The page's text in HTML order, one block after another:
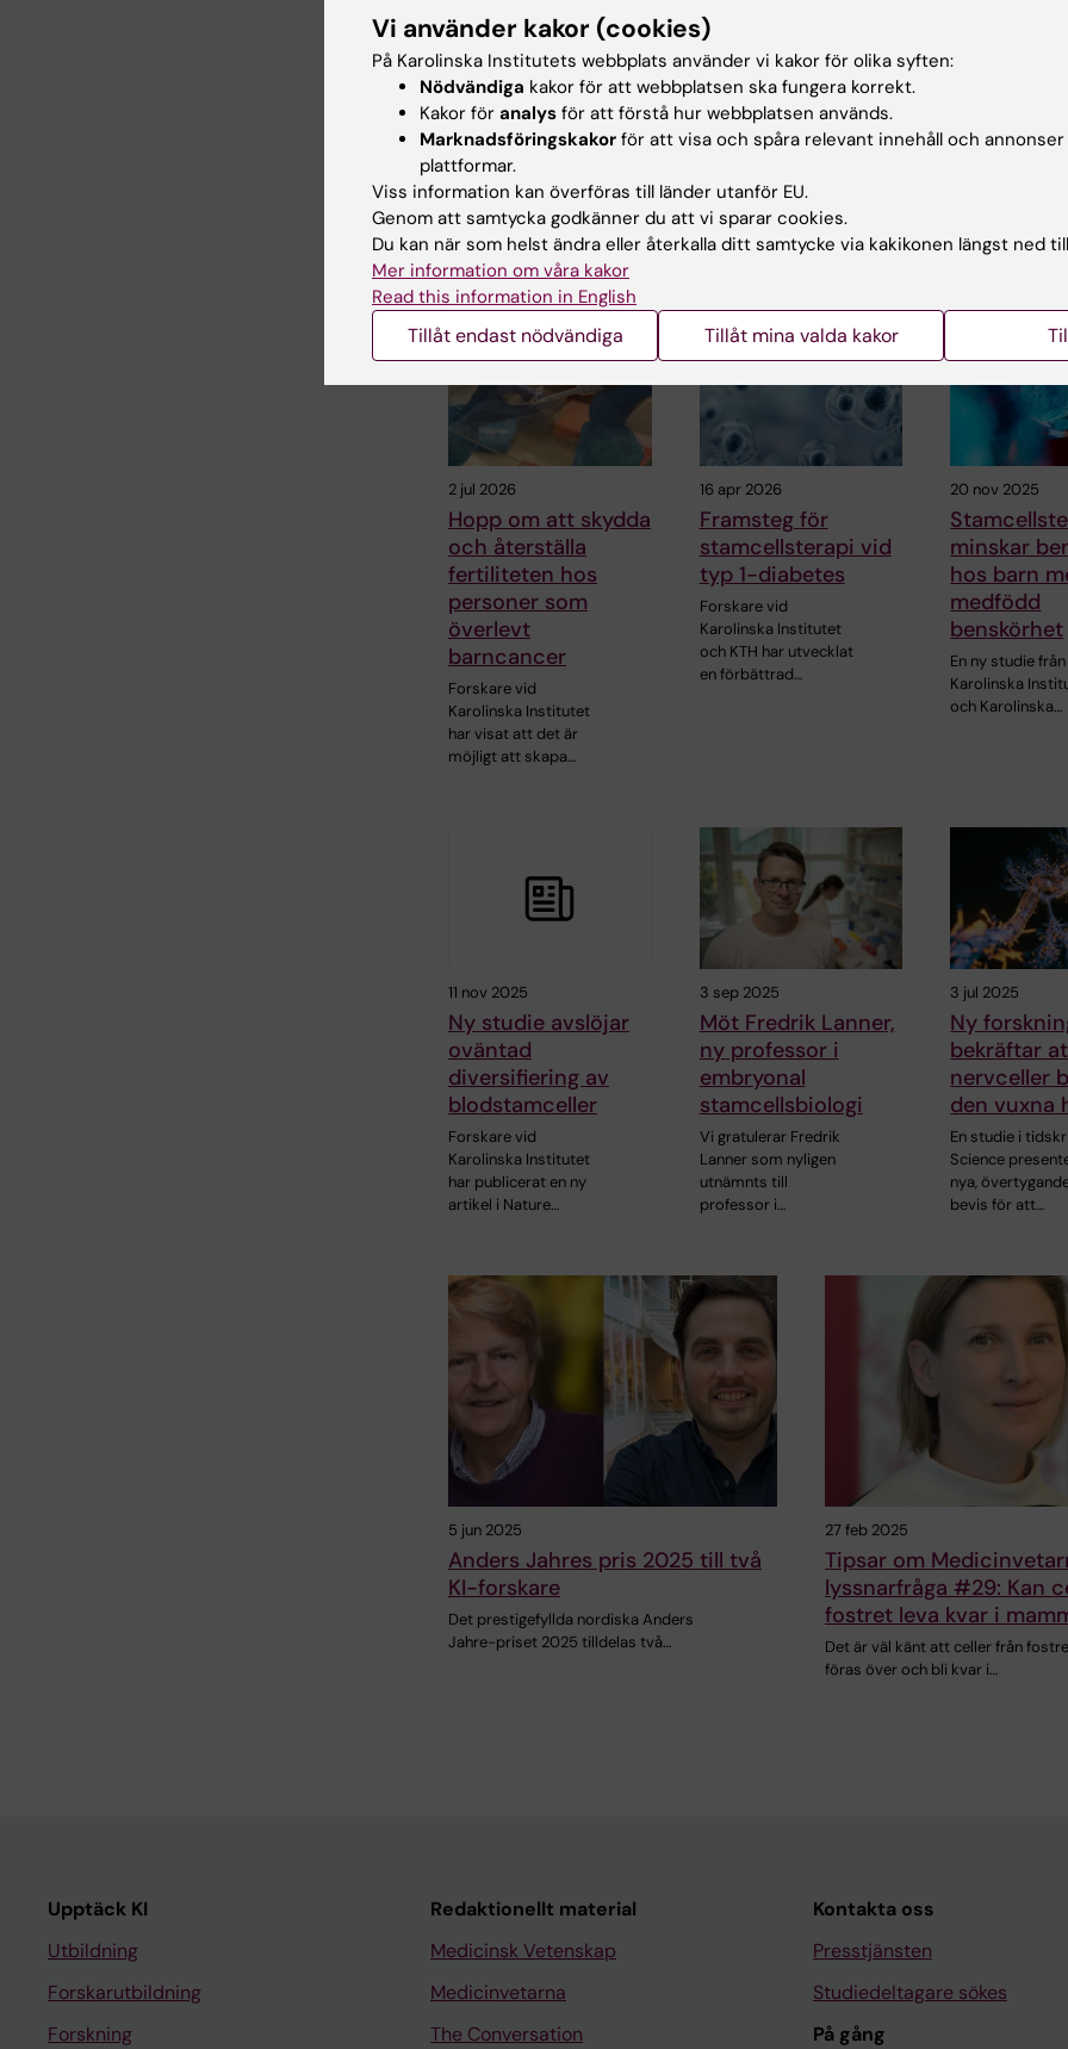
Uppdaterad av:
Åsa Catapano 2025-04-07
Dela
Relaterade artiklar
2 jul 2026
Hopp om att skydda
och återställa
fertiliteten hos
personer som
överlevt
barncancer
Forskare vid
Karolinska Institutet
har visat att det är
möjligt att skapa…
16 apr 2026
Framsteg för
stamcellsterapi vid
typ 1-diabetes
Forskare vid
Karolinska Institutet
och KTH har utvecklat
en förbättrad…
20 nov 2025
minskar
hos barn
medfödd
benskörhet
En ny studie från
Karolinska
och Karolinska…
11 nov 2025
Ny studie avslöjar
oväntad
diversifiering av
blodstamceller
Forskare vid
Karolinska Institutet
har publicerat en ny
artikel i Nature…
3 sep 2025
Möt Fredrik Lanner,
ny professor i
embryonal
stamcellsbiologi
Vi gratulerar Fredrik
Lanner som nyligen
utnämnts till
professor i…
3 jul 2025
Ny
bekräftar
nervceller
den vuxna
En studie i
Science
nya,
bevis för att…
5 jun 2025
Anders Jahres pris 2025 till två
KI-forskare
Det prestigefyllda nordiska Anders
Jahre-priset 2025 tilldelas två…
27 feb 2025
Tipsar om
lyssnarfråga #29: Kan
fostret leva kvar i
Det är väl känt att celler från
föras över och bli kvar i…
Upptäck KI
Utbildning
Forskarutbildning
Forskning
Redaktionellt material
Medicinsk Vetenskap
Medicinvetarna
The Conversation
Kontakta oss
Presstjänsten
Studiedeltagare sökes
På gång
Vi använder kakor (cookies)
På Karolinska Institutets webbplats använder vi kakor för olika syften:
Nödvändiga kakor för att webbplatsen ska fungera korrekt.
Kakor för analys för att förstå hur webbplatsen används.
Marknadsföringskakor för att visa och spåra relevant innehåll och
plattformar.
Viss information kan överföras till länder utanför EU.
Genom att samtycka godkänner du att vi sparar cookies.
Du kan när som helst ändra eller återkalla ditt samtycke via kakikonen längst ned
Mer information om våra kakor
Read this information in English
Tillåt endast nödvändiga Tillåt mina valda kakor